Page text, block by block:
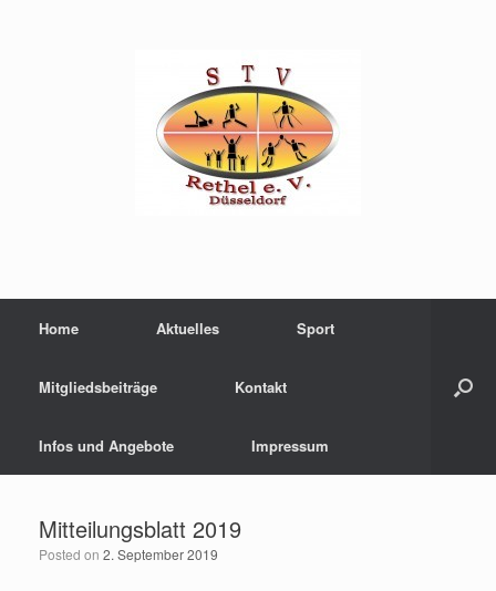
Home Aktuelles Sport
Mitgliedsbeiträge Kontakt
Infos und Angebote Impressum
Mitteilungsblatt 2019
Posted on 2. September 2019